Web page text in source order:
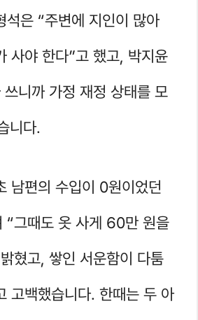
석은 “주변에 지인이 많아
사야 한다”고 했고, 박지윤
니까 가정 재정 상태를 모
니다.
남편의 수입이 0원이었던
“그때도 옷 사게 60만 원을
혔고, 쌓인 서운함이 다툼
고백했습니다. 한때는 두 아